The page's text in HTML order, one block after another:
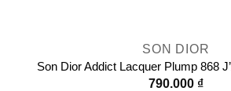
SON DIOR
Son Dior Addict Lacquer Plump 868
790.000 ₫